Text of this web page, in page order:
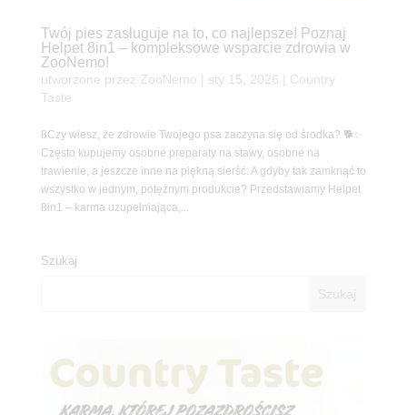
Twój pies zasługuje na to, co najlepsze! Poznaj
Helpet 8in1 – kompleksowe wsparcie zdrowia w
ZooNemo!
utworzone przez ZooNemo sty 15, 2026
Country
Taste
8Czy wiesz, że zdrowie Twojego psa zaczyna się od środka? 🐕✨
Często kupujemy osobne preparaty na stawy, osobne na
trawienie, a jeszcze inne na piękną sierść. A gdyby tak zamknąć to
wszystko w jednym, potężnym produkcie? Przedstawiamy Helpet
8in1 – karma uzupełniająca,...
Szukaj